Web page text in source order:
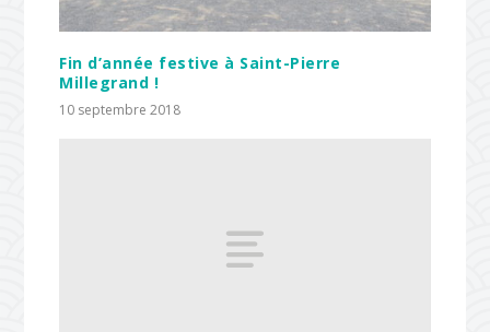
Fin d’année festive à Saint-Pierre
Millegrand !
10 septembre 2018